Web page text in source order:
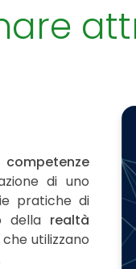
competenze
di uno
pratiche di
della realtà
utilizzano